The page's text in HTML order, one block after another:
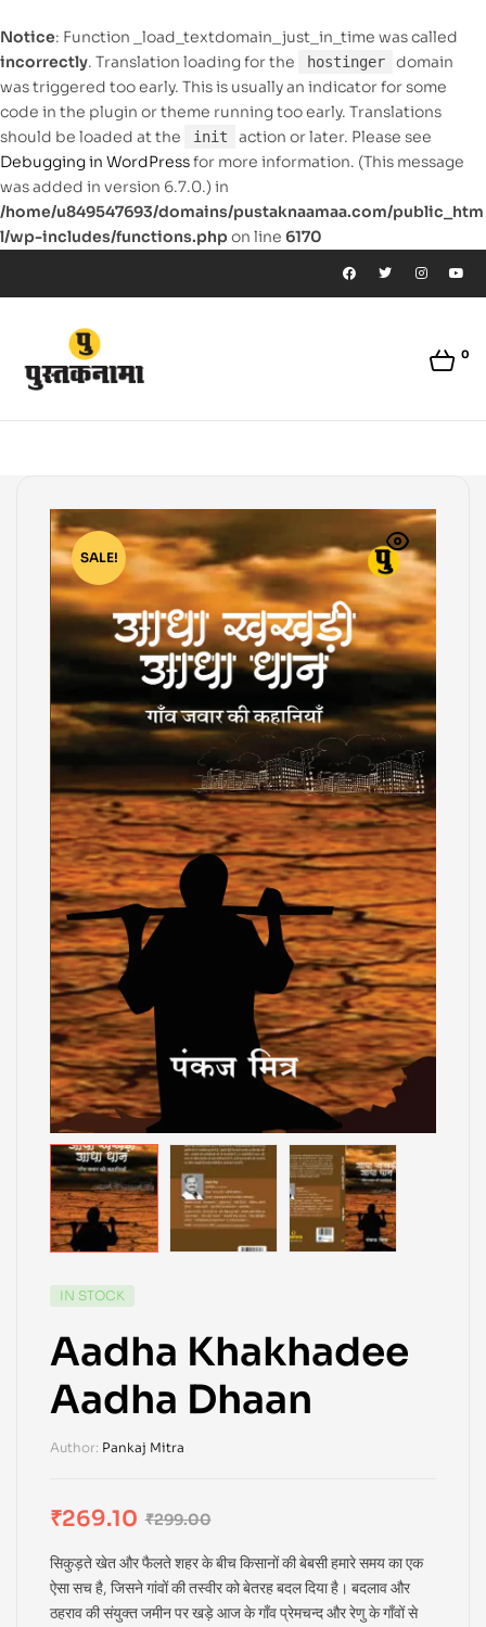
Notice: Function _load_textdomain_just_in_time was called
incorrectly. Translation loading for the hostinger
domain
was triggered too early. This is usually an indicator for some
code in the plugin or theme running too early. Translations
should be loaded at the
init
action or later. Please see
Debugging in WordPressfor more information. (This message
was added in version 6.7.0.) in
/home/u849547693/domains/pustaknaamaa.com/public_htm
l/wp-includes/functions.phpon line 6170
pustaknaamaa.com
0
SALE!
IN STOCK
Aadha Khakhadee
Aadha Dhaan
Author: Pankaj Mitra
₹299.00
₹269.10
सिकुड़ते खेत और फैलते शहर के बीच किसानों की बेबसी हमारे समय का एक
ऐसा सच है, जिसने गांवों की तस्वीर को बेतरह बदल दिया है। बदलाव और
ठहराव की संयुक्त जमीन पर खड़े आज के गाँव प्रेमचन्द और रेणु के गाँवों से